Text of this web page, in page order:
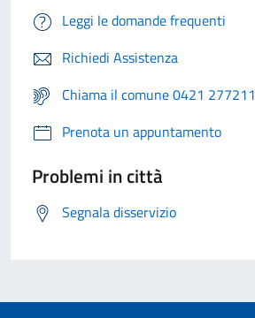
Leggi le domande frequenti
Richiedi Assistenza
Chiama il comune 0421 277211
Prenota un appuntamento
Problemi in città
Segnala disservizio